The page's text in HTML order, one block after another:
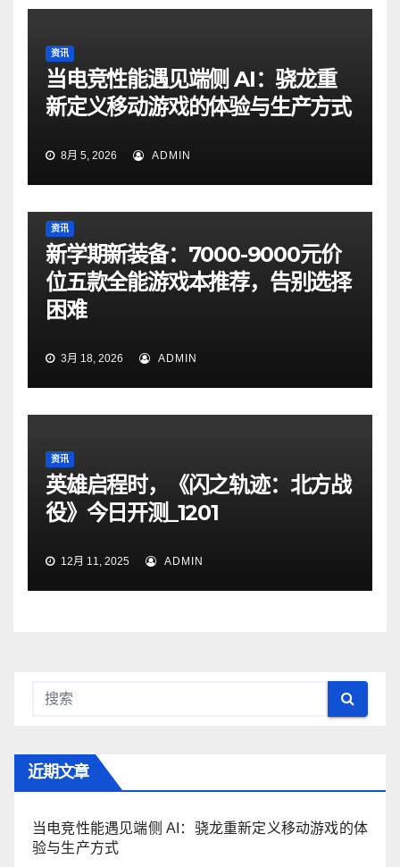
资讯
当电竞性能遇见端侧 AI：骁龙重
新定义移动游戏的体验与生产方式
8月 5, 2026 ADMIN
资讯
新学期新装备：7000-9000元价
位五款全能游戏本推荐，告别选择
困难
3月 18, 2026 ADMIN
资讯
英雄启程时，《闪之轨迹：北方战
役》今日开测_1201
12月 11, 2025 ADMIN
近期文章
当电竞性能遇见端侧 AI：骁龙重新定义移动游戏的体
验与生产方式